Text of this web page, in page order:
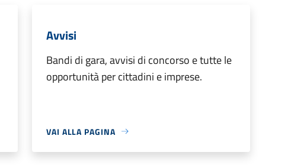
Avvisi
Bandi di gara, avvisi di concorso e tutte le
opportunità per cittadini e imprese.
VAI ALLA PAGINA